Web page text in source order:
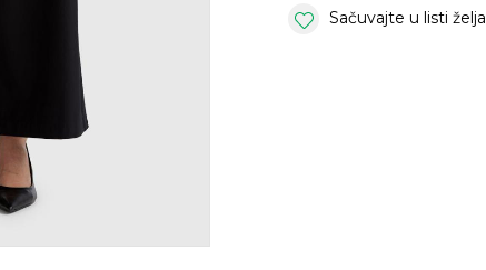
Sačuvajte u listi želja